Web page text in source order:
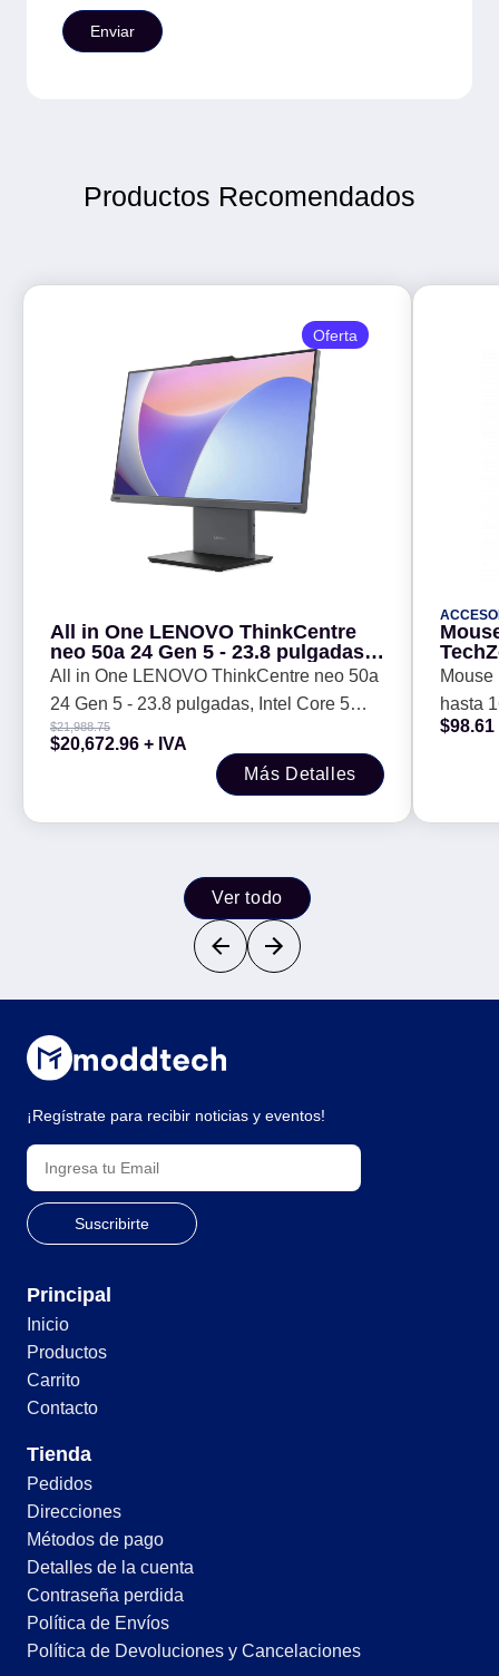
Productos Recomendados
All in One LENOVO ThinkCentre
neo 50a 24 Gen 5 - 23.8 pulgadas,
Intel Core 5 210H, 16GB, 512GB
SSD, W11P, 1 año de garantia
All in One LENOVO ThinkCentre neo 50a
24 Gen 5 - 23.8 pulgadas, Intel Core 5
210H, 16GB, 512GB SSD, W11P, 1 año
$21,988.75
$20,672.96 + IVA
Más Detalles
Oferta
de
Mouse
hasta
$98.61
Ver todo
¡Regístrate para recibir noticias y eventos!
Principal
Inicio
Productos
Carrito
Contacto
Tienda
Pedidos
Direcciones
Métodos de pago
Detalles de la cuenta
Contraseña perdida
Política de Envíos
Política de Devoluciones y Cancelaciones